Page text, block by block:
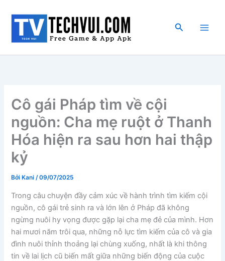
dung
Tìm
Cô gái Pháp tìm về cội
nguồn: Cha mẹ ruột ở Thanh
Hóa hiện ra sau hơn hai thập
kỷ
Bởi Kani/09/07/2025
Trong câu chuyện đầy cảm xúc về hành trình tìm kiếm cội
nguồn, cô gái trẻ sinh ra và lớn lên ở Pháp đã không
ngừng nuôi hy vọng được gặp lại cha mẹ đẻ của mình. Hơn
hai mươi năm trôi qua, những nỗ lực tìm kiếm của cô và gia
đình nuôi thỉnh thoảng lại chùng xuống, nhất là khi thông
tin về lai lịch cũ biến mất giữa những biến động của cuộc